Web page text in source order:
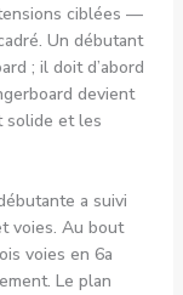
ciblées —
Un débutant
; il doit d’abord
devient
solide et les
a suivi
voies. Au bout
voies en 6a
Le plan